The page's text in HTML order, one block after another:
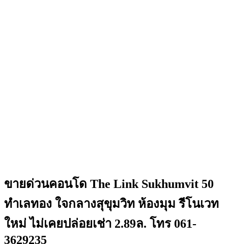
ขายด่วนคอนโด The Link Sukhumvit 50
ทำเลทอง ใจกลางสุขุมวิท ห้องมุม รีโนเวท
ใหม่ ไม่เคยปล่อยเช่า 2.89ล. โทร 061-
3629235